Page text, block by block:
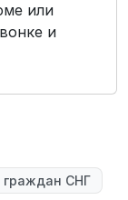
или
и
граждан СНГ